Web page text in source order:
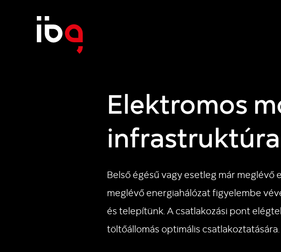
Elektromos
infrastruktúra
Belső égésű vagy esetleg már
meglévő energiahálózat figyelembe
és telepítünk. A csatlakozási pont
töltőállomás optimális csatlakoztatására.